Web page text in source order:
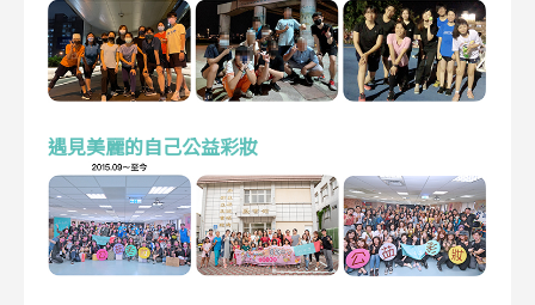
遇見美麗的自己公益彩妝